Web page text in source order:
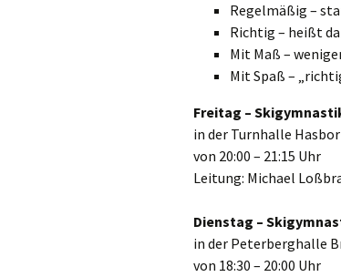
Regelmäßig –
Richtig – heißt
Mit Maß –
Mit Spaß –
Freitag –
in der Turnhalle
von 20:00 – 21:15 Uhr
Leitung: Michael
Dienstag –
in der Peterberghalle
von 18:30 – 20:00 Uhr